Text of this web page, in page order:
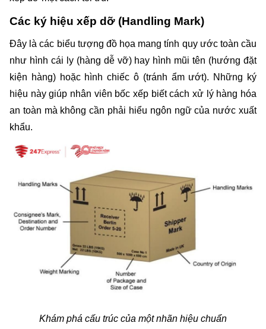
Các ký hiệu xếp dỡ (Handling Mark)
Đây là các biểu tượng đồ họa mang tính quy ước toàn cầu
như hình cái ly (hàng dễ vỡ) hay hình mũi tên (hướng đặt
kiện hàng) hoặc hình chiếc ô (tránh ẩm ướt). Những ký
hiệu này giúp nhân viên bốc xếp biết cách xử lý hàng hóa
an toàn mà không cần phải hiểu ngôn ngữ của nước xuất
khẩu.
Khám phá cấu trúc của một nhãn hiệu chuẩn